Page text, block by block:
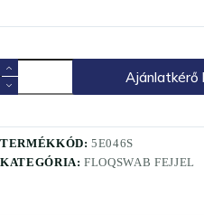
Ajánlatkérő
TERMÉKKÓD:5E046S
KATEGÓRIA:FLOQSWAB FEJJEL